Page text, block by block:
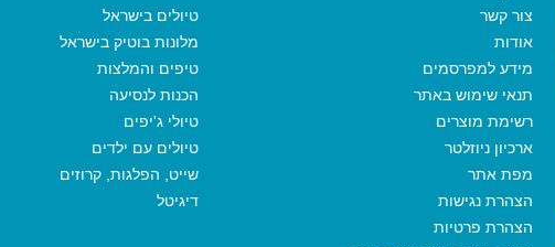
צור קשר
אודות
מידע למפרסמים
תנאי שימוש באתר
רשימת מוצרים
ארכיון ניוזלטר
מפת אתר
הצהרת נגישות
הצהרת פרטיות
טיולים בישראל
מלונות בוטיק בישראל
טיפים והמלצות
הכנות לנסיעה
טיולי ג'יפים
טיולים עם ילדים
שייט, הפלגות, קרוזים
דיגיטל